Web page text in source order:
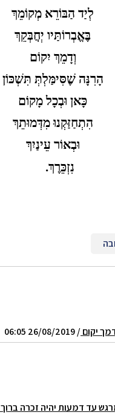
לְיַד הַבּוֹרֵא מְקוֹמֵךְ
בֶּאֱבְרוֹתַּיו יְחֲבְּקֵךְ
וְדָמֵךְ יִקוֹם
הָרִנָּה שֶׁסִּימַּלְתְּ תִּשְׁכּוֹן
כָּאן וּבְכָל מָקוֹם
הִתְחַזַּקְנוּ מִדְּמוּתֵךְ
וּבְאוֹר עֵינַיִךְ
נִזְכֵּרֶךְ.
יקום/ 26/08/2019 06:05
עד דמעות יהיה זכרה ברוך